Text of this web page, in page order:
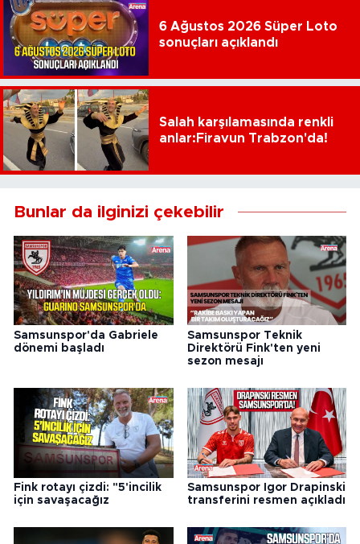
6 Ağustos 2026 Süper Loto
sonuçları açıklandı
Salah karşılamasında renkli
anlar:Firavun Trabzon'da!
Bunlar da ilginizi çekebilir
Samsunspor'da Gabriele
dönemi başladı
Samsunspor Teknik
Direktörü Fink'ten yeni
sezon mesajı
Fink rotayı çizdi: "5'incilik
için savaşacağız
Samsunspor Igor Drapinski
transferini resmen açıkladı